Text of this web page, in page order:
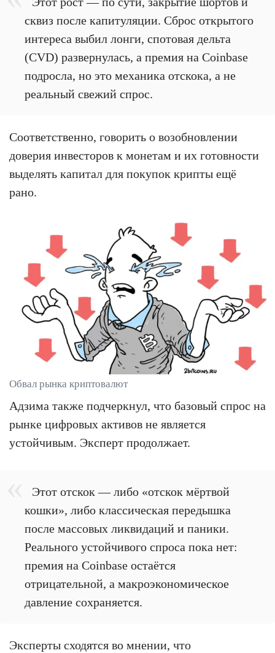
сквиз после капитуляции. Сброс открытого
интереса выбил лонги, спотовая дельта
(CVD) развернулась, а премия на Coinbase
подросла, но это механика отскока, а не
реальный свежий спрос.
Соответственно, говорить о возобновлении
доверия инвесторов к монетам и их готовности
выделять капитал для покупок крипты ещё
рано.
Обвал рынка криптовалют
Адзима также подчеркнул, что базовый спрос на
рынке цифровых активов не является
устойчивым. Эксперт продолжает.
Этот отскок — либо «отскок мёртвой
кошки», либо классическая передышка
после массовых ликвидаций и паники.
Реального устойчивого спроса пока нет:
премия на Coinbase остаётся
отрицательной, а макроэкономическое
давление сохраняется.
Эксперты сходятся во мнении, что